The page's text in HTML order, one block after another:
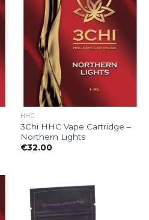
HHC
3Chi HHC Vape Cartridge –
Northern Lights
€32.00